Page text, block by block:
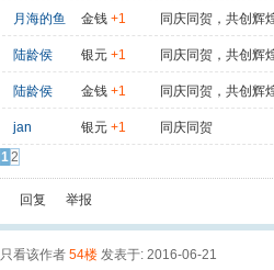
月海的鱼 金钱 +1 同庆同贺，共创辉
陆龄侯 银元 +1 同庆同贺，共创辉
陆龄侯 金钱 +1 同庆同贺，共创辉
jan 银元 +1
同庆同贺
12
回复 举报
只看该作者 54楼 发表于: 2016-06-21